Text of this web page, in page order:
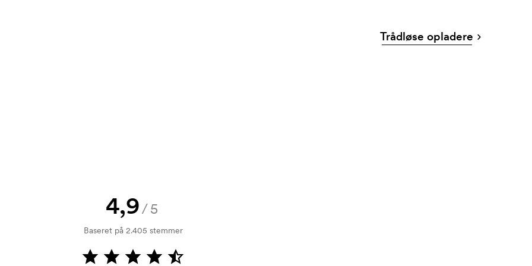
inden din bestilling bliver
Startomkostninger er et
ikke ved en gentagen
Trådløse opladere
4,9/5
Baseret på 2.405 stemmer